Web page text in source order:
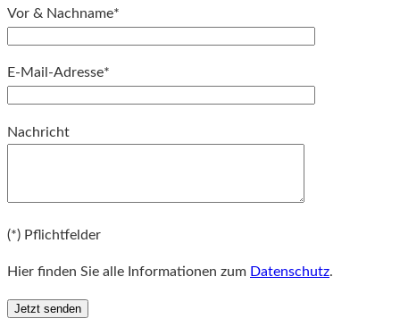
Vor & Nachname*
E-Mail-Adresse*
Nachricht
(*) Pflichtfelder
Hier finden Sie alle Informationen zum Datenschutz.